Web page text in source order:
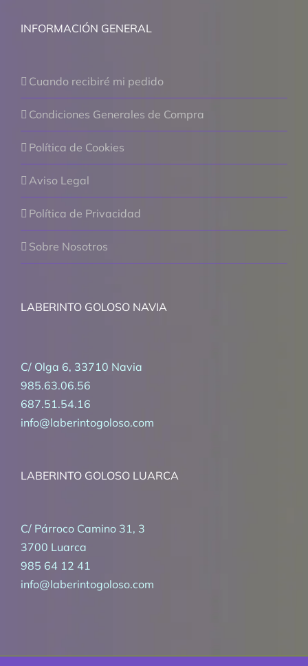
INFORMACIÓN GENERAL
Cuando recibiré mi pedido
Condiciones Generales de Compra
Política de Cookies
Aviso Legal
Política de Privacidad
Sobre Nosotros
LABERINTO GOLOSO NAVIA
C/ Olga 6, 33710 Navia
985.63.06.56
687.51.54.16
info@laberintogoloso.com
LABERINTO GOLOSO LUARCA
C/ Párroco Camino 31, 3
3700 Luarca
985 64 12 41
info@laberintogoloso.com